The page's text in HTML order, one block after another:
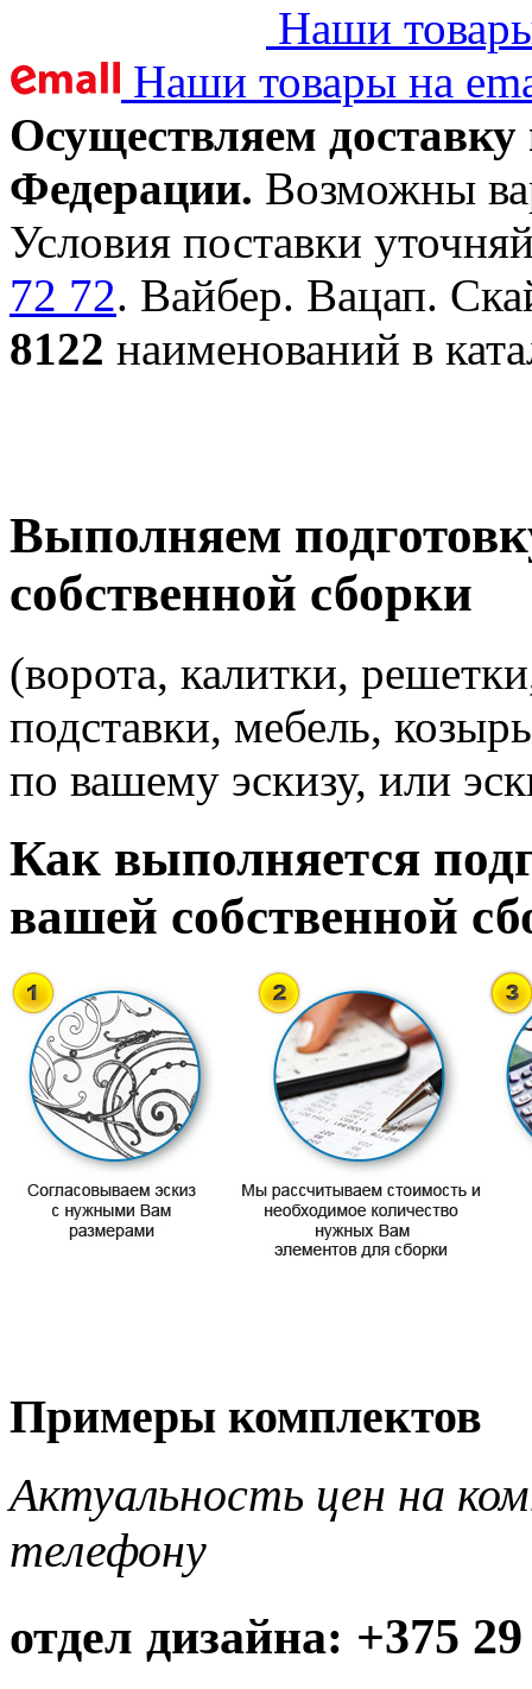
Наши
Наши товары на
Осуществляем
Федерации. Возможны
Условия поставки
72 72. Вайбер. Вацап.
8122 наименований в
Выполняем
собственной сборки
(ворота, калитки,
подставки, мебель,
по вашему эскизу, или
Как выполняется
вашей собственной
Примеры комплектов
Актуальность цен на
телефону
отдел дизайна: +375